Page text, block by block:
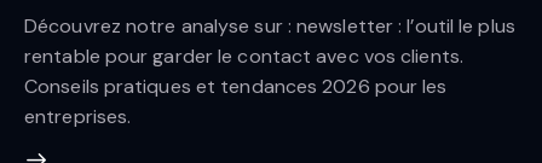
Découvrez notre analyse sur : newsletter : l’outil le plus
rentable pour garder le contact avec vos clients.
Conseils pratiques et tendances 2026 pour les
entreprises.